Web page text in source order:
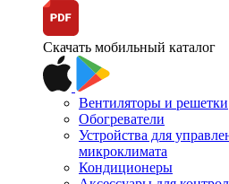
Скачать мобильный каталог
Вентиляторы и решетки
Обогреватели
Устройства для
микроклимата
Кондиционеры